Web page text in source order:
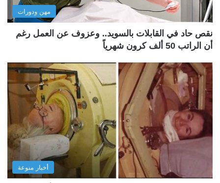
مهن ودورات
نقص حاد في القابلات بالسويد.. وعزوف عن العمل رغم
أن الراتب 50 ألف كرون شهرياً
أخبار منوعة